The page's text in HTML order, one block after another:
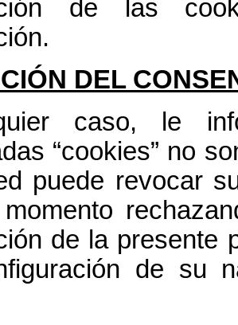
de las
DEL
caso, le
“cookies” no
puede revocar
momento
de la presente
de su